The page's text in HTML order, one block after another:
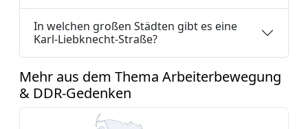
In welchen großen Städten gibt es eine
Karl-Liebknecht-Straße?
Mehr aus dem Thema Arbeiterbewegung
& DDR-Gedenken